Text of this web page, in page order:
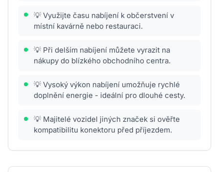
💡 Využijte času nabíjení k občerstvení v
místní kavárně nebo restauraci.
💡 Při delším nabíjení můžete vyrazit na
nákupy do blízkého obchodního centra.
💡 Vysoký výkon nabíjení umožňuje rychlé
doplnění energie - ideální pro dlouhé cesty.
💡 Majitelé vozidel jiných značek si ověřte
kompatibilitu konektoru před příjezdem.